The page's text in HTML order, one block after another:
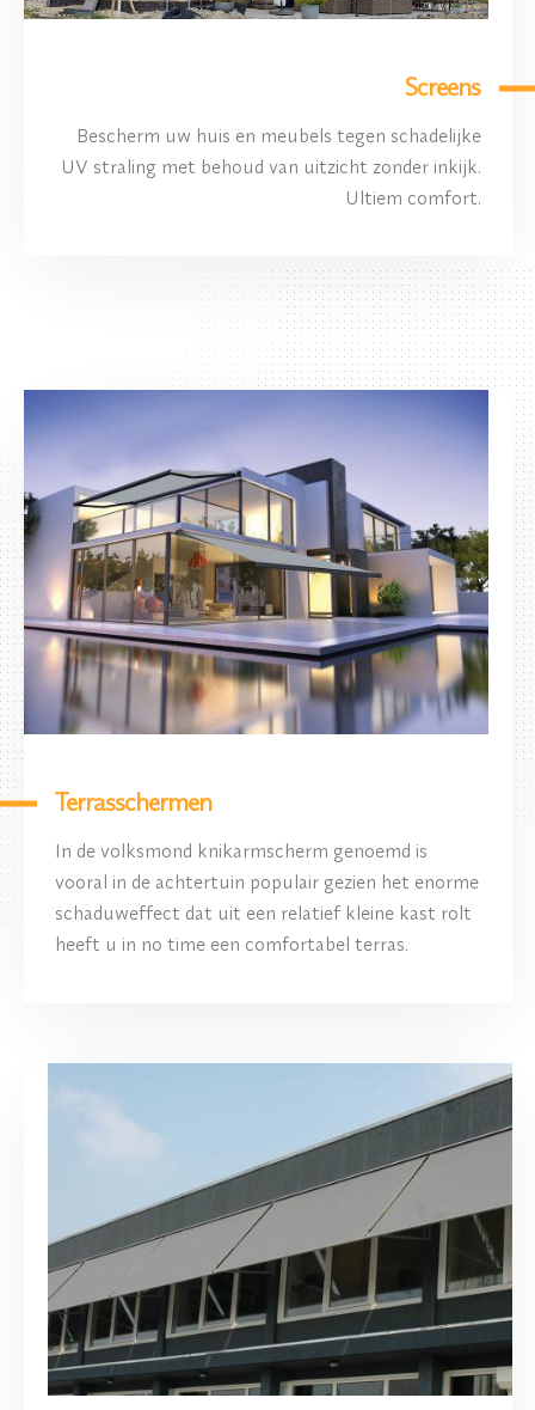
Screens
Bescherm uw huis en meubels tegen schadelijke
UV straling met behoud van uitzicht zonder inkijk.
Ultiem comfort.
Terrasschermen
In de volksmond knikarmscherm genoemd is
vooral in de achtertuin populair gezien het enorme
schaduweffect dat uit een relatief kleine kast rolt
heeft u in no time een comfortabel terras.